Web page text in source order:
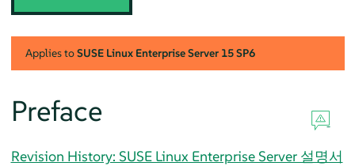
Applies toSUSE Linux Enterprise Server 15 SP6
Preface
Revision History: SUSE Linux Enterprise Server 설명서